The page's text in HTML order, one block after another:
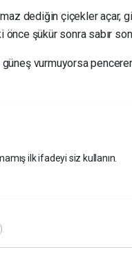
dediğin çiçekler
önce şükür sonra sabır
vurmuyorsa
ilk ifadeyi siz kullanın.